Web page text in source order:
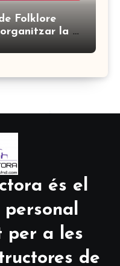
Folklore
la 7
és el
per a les
de